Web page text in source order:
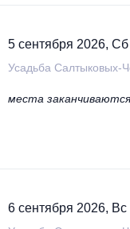
5 сентября 2026, Сб
Усадьба Салтыковых-
места заканчиваются
6 сентября 2026, Вс